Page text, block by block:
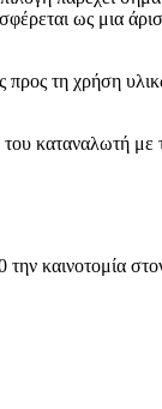
ως μια
προς τη χρήση
καταναλωτή με
καινοτομία